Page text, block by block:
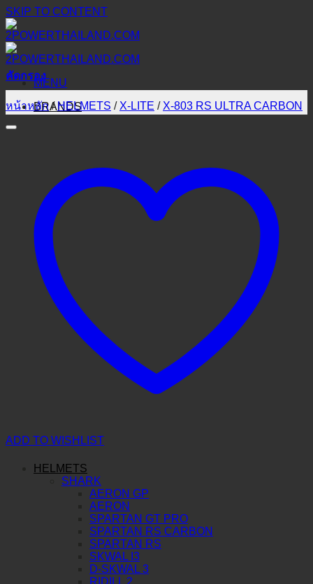
SKIP TO CONTENT
MENU
BRANDS
HELMETS
SHARK
AERON GP
AERON
SPARTAN GT PRO
SPARTAN RS CARBON
SPARTAN RS
SKWAL I3
D-SKWAL 3
RIDILL 2
คัดกรอง
หน้าหลัก / HELMETS / X-LITE / X-803 RS ULTRA CARBON
ADD TO WISHLIST